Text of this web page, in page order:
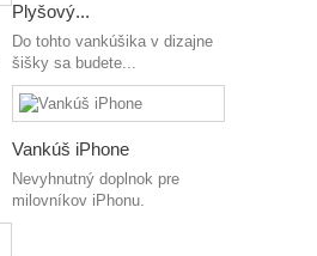
Plyšový...
Do tohto vankúšika v dizajne
šišky sa budete...
Vankúš iPhone
Nevyhnutný doplnok pre
milovníkov iPhonu.